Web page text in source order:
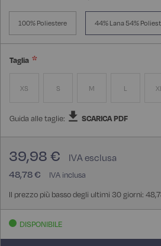
100% Poliestere 44% Lana 54%
Taglia
XS S M L
Guida alle taglie: SCARICA PDF
48,78 €
39,98 €
Il prezzo più basso degli ultimi 30 giorni:
DISPONIBILE